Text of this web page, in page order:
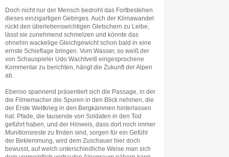
Doch nicht nur der Mensch bedroht das Fortbestehen
dieses einzigartigen Gebirges. Auch der Klimawandel
rückt den überlebenswichtigen Gletschern zu Leibe,
lässt sie zunehmend schmelzen und könnte das
ohnehin wackelige Gleichgewicht schon bald in eine
ernste Schieflage bringen. Vom Wasser, so weiß der
von Schauspieler Udo Wachtveitl eingesprochene
Kommentar zu berichten, hängt die Zukunft der Alpen
ab.
Ebenso spannend präsentiert sich die Passage, in der
die Filmemacher die Spuren in den Blick nehmen, die
der Erste Weltkrieg in den Bergkämmen hinterlassen
hat. Pfade, die tausende von Soldaten in den Tod
geführt haben, und der Hinweis, dass dort noch immer
Munitionsreste zu finden sind, sorgen für ein Gefühl
der Beklemmung, wird dem Zuschauer hier doch
bewusst, auf welch unterschiedliche Weise man sich